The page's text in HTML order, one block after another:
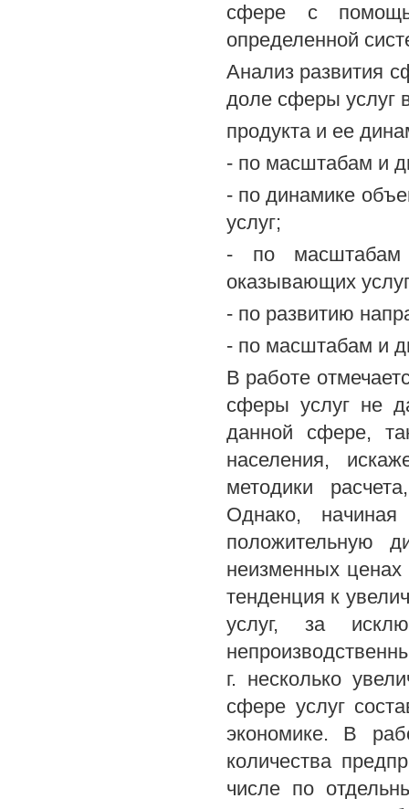
сфере с
определенной
Анализ развития
доле сферы услуг
продукта и ее
- по масштабам и
- по динамике
услуг;
- по масштабам
оказывающих
- по развитию
- по масштабам и
В работе
сферы услуг не
данной сфере,
населения,
методики
Однако,
положительную
неизменных
тенденция к
услуг, за
г. несколько
сфере услуг
экономике. В
количества
числе по